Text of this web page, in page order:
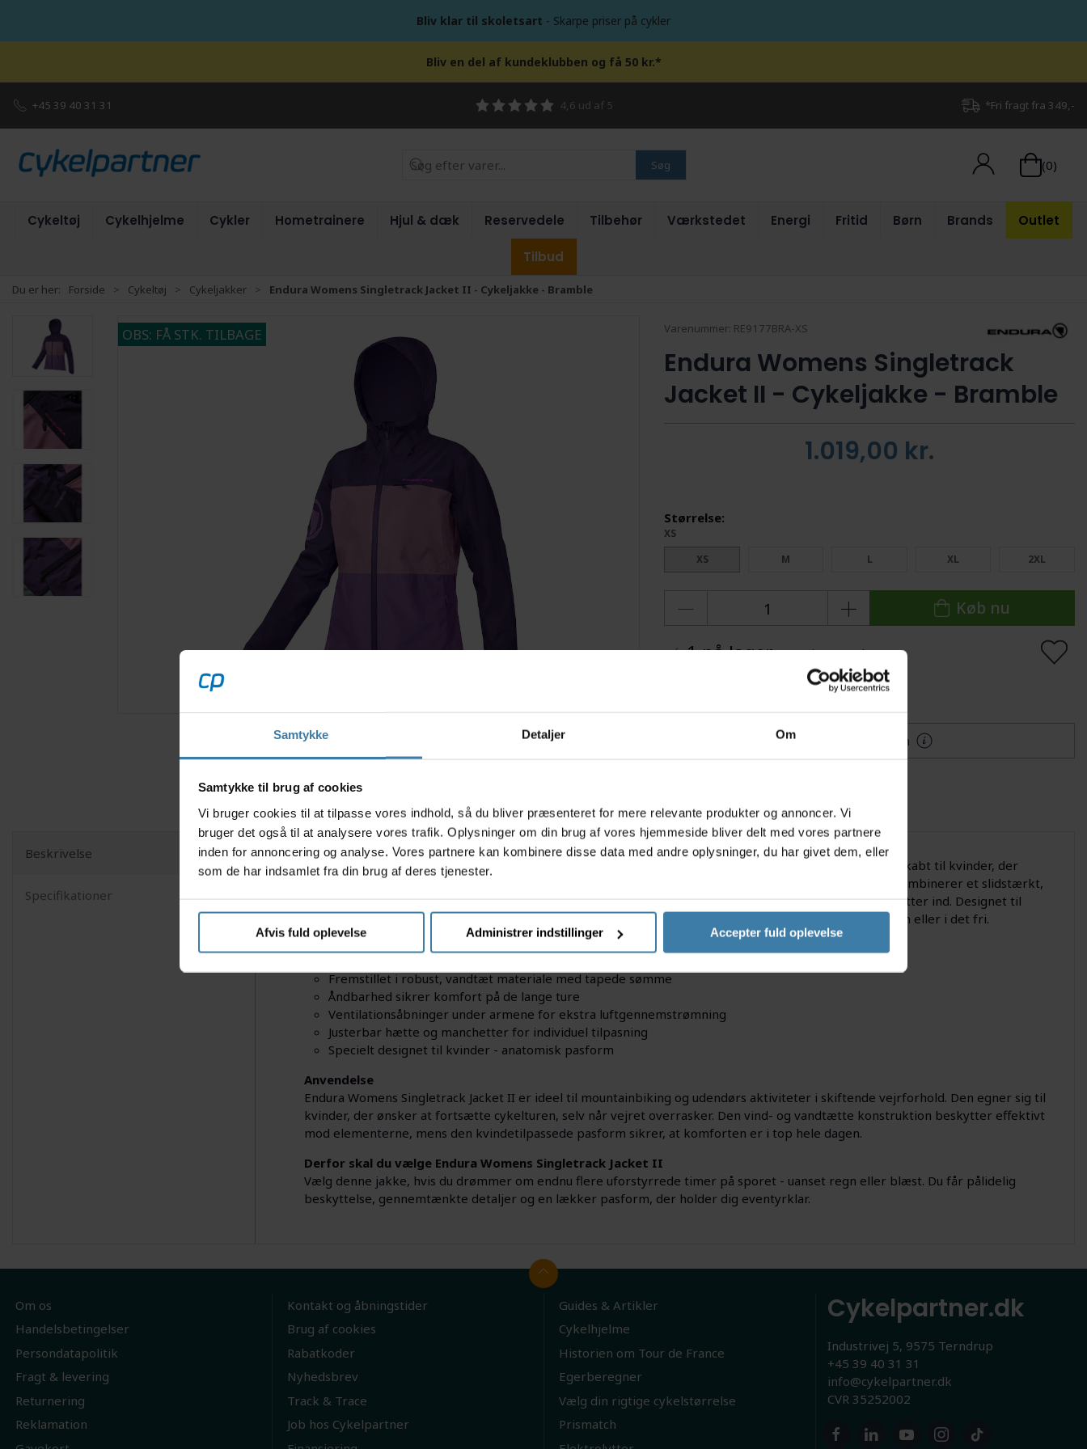
Samtykke Detaljer Om
Samtykke til brug af cookies
Vi bruger cookies til at tilpasse vores indhold, så du bliver præsenteret for mere relevante produkter og annoncer. Vi
bruger det også til at analysere vores trafik. Oplysninger om din brug af vores hjemmeside bliver delt med vores partnere
inden for annoncering og analyse. Vores partnere kan kombinere disse data med andre oplysninger, du har givet dem, eller
som de har indsamlet fra din brug af deres tjenester.
Afvis fuld oplevelse Administrer indstillinger Accepter fuld oplevelse
Bliv klar til skoletsart - Skarpe priser på cykler
Bliv en del af kundeklubben og få 50 kr.*
+45 39 40 31 31 4,6 ud af 5 *Fri fragt fra 349,-
Søg (0)
Cykeltøj Cykelhjelme Cykler Hometrainere Hjul & dæk Reservedele Tilbehør Værkstedet Energi Fritid Børn Brands Outlet
Tilbud
Du er her: Forside Cykeltøj Cykeljakker Endura Womens Singletrack Jacket II - Cykeljakke - Bramble
OBS: FÅ STK. TILBAGE Varenummer: RE9177BRA-XS
Endura Womens Singletrack
Jacket II - Cykeljakke - Bramble
1.019,00 kr.
Størrelse:
XS
XS
M L XL 2XL
Køb nu
1 på lager Levering: 1-2 dage
Tilføj til Ønskeskyen
Mere information
Beskrivelse
Specifikationer
Gør dig klar til eventyret uanset vejret med Endura Womens Singletrack Jacket II. Denne cykeljakke er skabt til kvinder, der
elsker udfordringer på mountainbiken, og som sætter pris på både funktionalitet og komfort. Jakken kombinerer et slidstærkt,
vandtæt og åndbart stof med justerbare detaljer, så du kan holde fokus på sporene - selv når regnen sætter ind. Designet til
bevægelsesfrihed og lang holdbarhed, er denne jakke et must-have til både korte og lange ture i skoven eller i det fri.
Nyttige facts
Fremstillet i robust, vandtæt materiale med tapede sømme
Åndbarhed sikrer komfort på de lange ture
Ventilationsåbninger under armene for ekstra luftgennemstrømning
Justerbar hætte og manchetter for individuel tilpasning
Specielt designet til kvinder - anatomisk pasform
Anvendelse
Endura Womens Singletrack Jacket II er ideel til mountainbiking og udendørs aktiviteter i skiftende vejrforhold. Den egner sig til
kvinder, der ønsker at fortsætte cykelturen, selv når vejret overrasker. Den vind- og vandtætte konstruktion beskytter effektivt
mod elementerne, mens den kvindetilpassede pasform sikrer, at komforten er i top hele dagen.
Derfor skal du vælge Endura Womens Singletrack Jacket II
Vælg denne jakke, hvis du drømmer om endnu flere uforstyrrede timer på sporet - uanset regn eller blæst. Du får pålidelig
beskyttelse, gennemtænkte detaljer og en lækker pasform, der holder dig eventyrklar.
Om os
Handelsbetingelser
Persondatapolitik
Fragt & levering
Returnering
Reklamation
Kontakt og åbningstider
Brug af cookies
Rabatkoder
Nyhedsbrev
Track & Trace
Job hos Cykelpartner
Guides & Artikler
Cykelhjelme
Historien om Tour de France
Egerberegner
Vælg din rigtige cykelstørrelse
Prismatch
Cykelpartner.dk
Industrivej 5, 9575 Terndrup
+45 39 40 31 31
info@cykelpartner.dk
CVR 35252002